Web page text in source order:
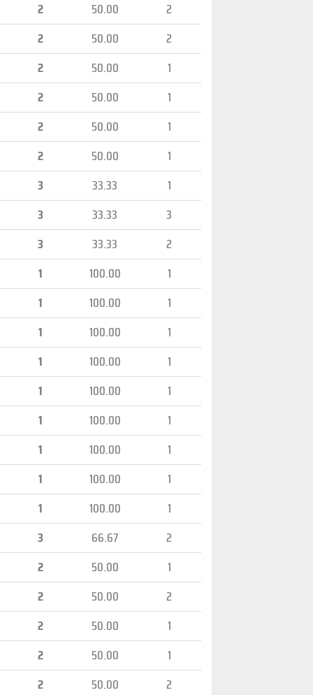
2 50.00
2
2 50.00
2
2 50.00
1
2 50.00
1
2 50.00
1
2 50.00
1
3 33.33
1
3 33.33
3
3 33.33
2
1 100.00
1
1 100.00
1
1 100.00
1
1 100.00
1
1 100.00
1
1 100.00
1
1 100.00
1
1 100.00
1
1 100.00
1
3 66.67
2
2 50.00
1
2 50.00
2
2 50.00
1
2 50.00
1
2 50.00
2